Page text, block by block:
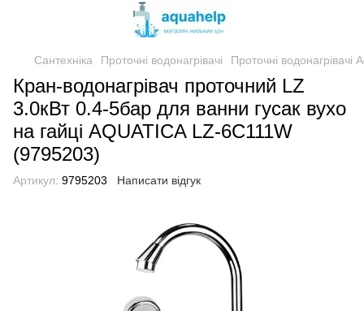
Сантехніка Проточні водонагрівачі Проточні водонагрівачі
Кран-водонагрівач проточний LZ
3.0кВт 0.4-5бар для ванни гусак вухо
на гайці AQUATICA LZ-6C111W
(9795203)
Артикул: 9795203 Написати відгук